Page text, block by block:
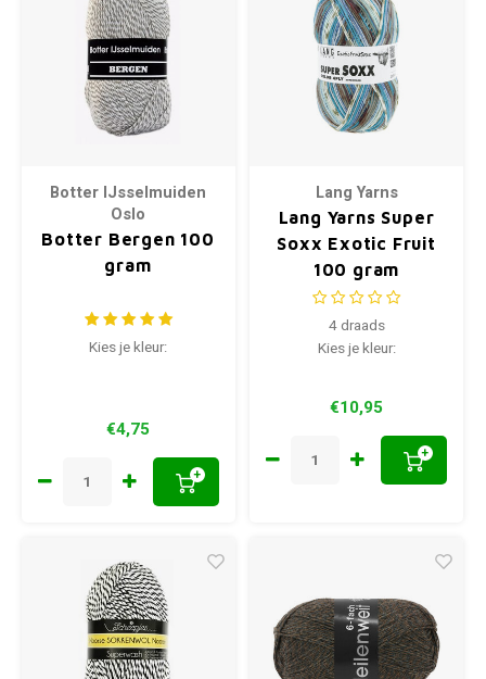
Botter IJsselmuiden
Oslo
Botter Bergen 100
gram
Kies je kleur:
€4,75
+
Lang Yarns
Lang Yarns Super
Soxx Exotic Fruit
100 gram
4 draads
Kies je kleur:
€10,95
+